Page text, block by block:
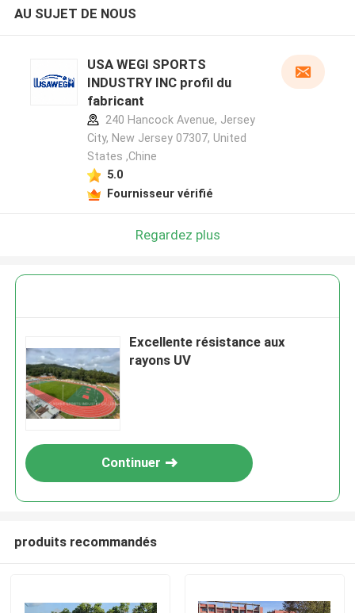
AU SUJET DE NOUS
USA WEGI SPORTS
INDUSTRY INC profil du
fabricant
240 Hancock Avenue, Jersey
City, New Jersey 07307, United
States ,Chine
5.0
Fournisseur vérifié
Regardez plus
Excellente résistance aux
rayons UV
Continuer
produits recommandés